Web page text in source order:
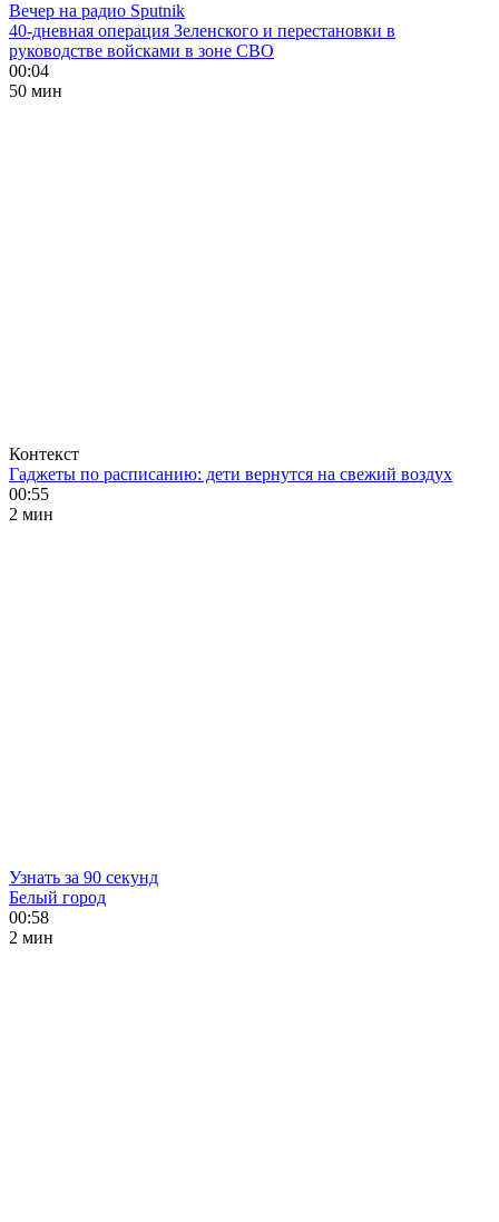
Вечер на радио Sputnik
40-дневная операция Зеленского и перестановки в
руководстве войсками в зоне СВО
00:04
50 мин
Контекст
Гаджеты по расписанию: дети вернутся на свежий воздух
00:55
2 мин
Узнать за 90 секунд
Белый город
00:58
2 мин